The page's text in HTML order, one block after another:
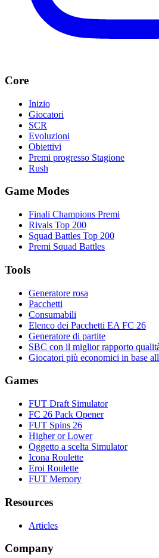
Core
Inizio
Giocatori
SCR
Evoluzioni
Obiettivi
Premi progresso Stagione
Rush
Game Modes
Finali Champions Premi
Rivals Top 200
Squad Battles Top 200
Premi Squad Battles
Tools
Generatore rosa
Pacchetti
Consumabili
Elenco dei Pacchetti EA FC 26
Generatore di partite
SBC con il miglior rapporto
Giocatori più economici in base
Games
FUT Draft Simulator
FC 26 Pack Opener
FUT Spins 26
Higher or Lower
Oggetto a scelta Simulator
Icona Roulette
Eroi Roulette
FUT Memory
Resources
Articles
Company